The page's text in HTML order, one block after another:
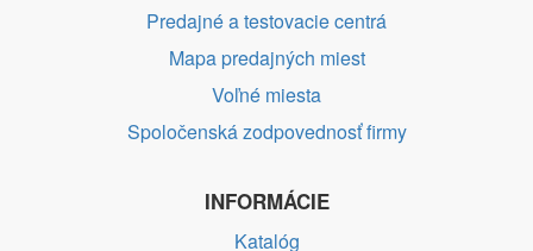
Predajné a testovacie centrá
Mapa predajných miest
Voľné miesta
Spoločenská zodpovednosť firmy
INFORMÁCIE
Katalóg